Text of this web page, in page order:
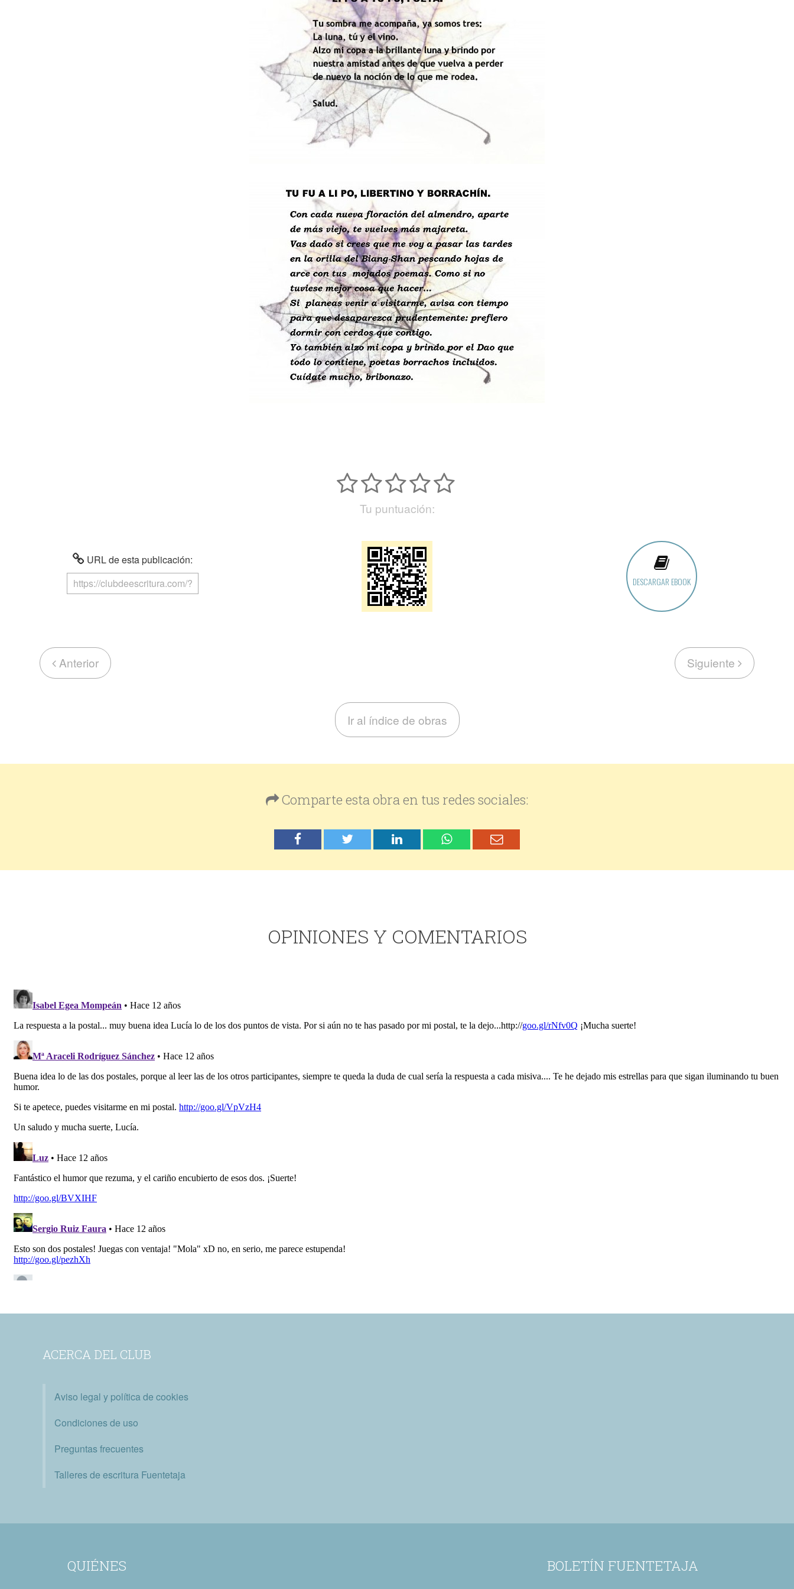
Tu puntuación:
URL de esta publicación:
DESCARGAR EBOOK
Anterior Siguiente
Ir al índice de obras
Comparte esta obra en tus redes sociales:
OPINIONES Y COMENTARIOS
ACERCA DEL CLUB
Aviso legal y política de cookies
Condiciones de uso
Preguntas frecuentes
Talleres de escritura Fuentetaja
QUIÉNES BOLETÍN FUENTETAJA